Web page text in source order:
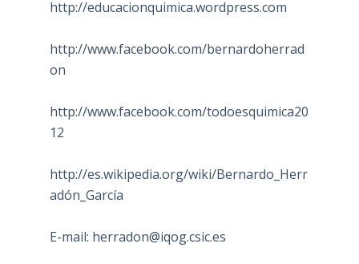
http://educacionquimica.wordpress.com
http://www.facebook.com/bernardoherrad
on
http://www.facebook.com/todoesquimica20
12
http://es.wikipedia.org/wiki/Bernardo_Herr
adón_García
E-mail: herradon@iqog.csic.es